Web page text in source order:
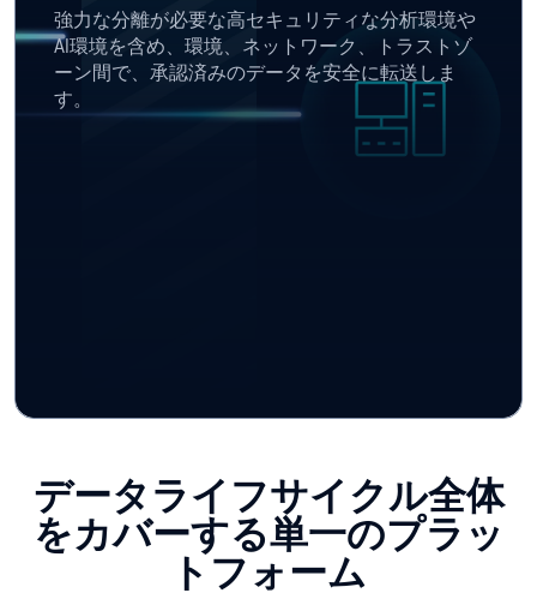
強力な分離が必要な高セキュリティな分析環境や
AI環境を含め、環境、ネットワーク、トラストゾ
ーン間で、承認済みのデータを安全に転送しま
す。
データライフサイクル全体
をカバーする単一のプラッ
トフォーム